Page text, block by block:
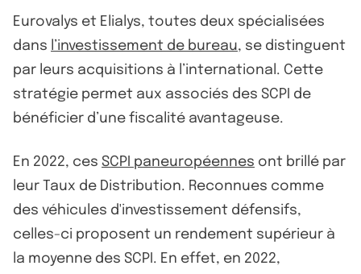
Eurovalys et Elialys, toutes deux spécialisées
dans l’investissement de bureau, se distinguent
par leurs acquisitions à l’international. Cette
stratégie permet aux associés des SCPI de
bénéficier d’une fiscalité avantageuse.
En 2022, ces SCPI paneuropéennes ont brillé par
leur Taux de Distribution. Reconnues comme
des véhicules d'investissement défensifs,
celles-ci proposent un rendement supérieur à
la moyenne des SCPI. En effet, en 2022,